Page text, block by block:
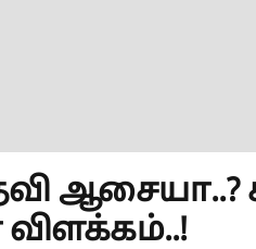
ஆசையா..?
விளக்கம்..!